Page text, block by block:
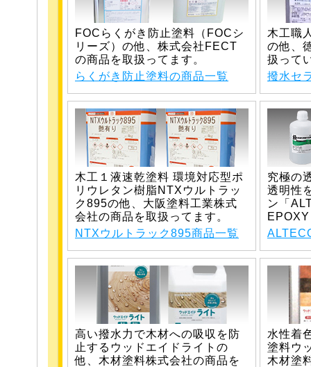
FOCらくがき防止塗料（FOCシ
リーズ）の他、株式会社FECT
の商品を取扱ってます。
らくがき防止塗料の商品一覧
木工職
の他、
扱って
撥水セ
木工１液速乾塗料 環境対応型ポ
リウレタン樹脂NTXウルトラッ
ク895の他、大阪塗料工業株式
会社の商品を取扱ってます。
NTXウルトラック895商品一覧
究極の
透明性
ン「
高い撥水力で木材への吸収を防
止するウッドエイドライトの
他、木材塗料株式会社の商品を
水性着
塗料ウ
木材塗